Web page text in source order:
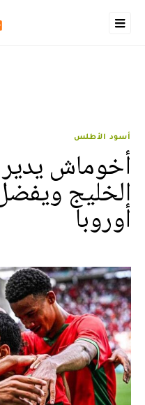
أسود الأطلس
أخوماش يدير
الخليج
أوروبا